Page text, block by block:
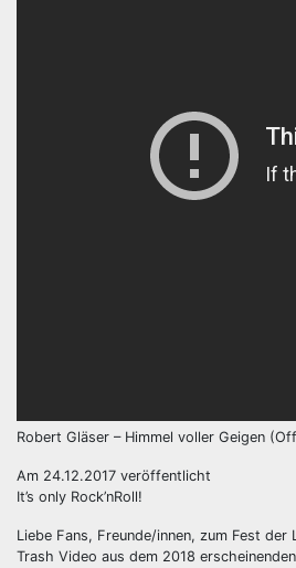
Robert Gläser – Himmel voller Geigen
Am 24.12.2017 veröffentlicht
It’s only Rock’nRoll!
Liebe Fans, Freunde/innen, zum Fest der
Trash Video aus dem 2018